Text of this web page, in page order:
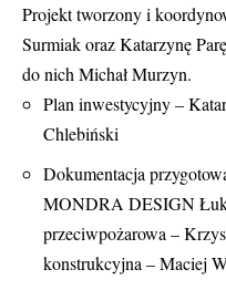
Projekt tworzony i
Surmiak oraz Katarzynę
do nich Michał Murzyn.
Plan inwestycyjny –
Chlebiński
Dokumentacja
MONDRA DESIGN
przeciwpożarowa –
konstrukcyjna – Maciej